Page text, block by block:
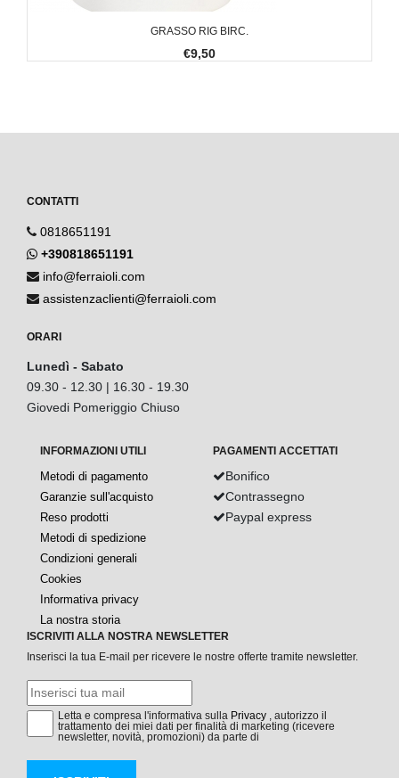
GRASSO RIG BIRC.
€9,50
CONTATTI
0818651191
+390818651191
info@ferraioli.com
assistenzaclienti@ferraioli.com
ORARI
Lunedì - Sabato
09.30 - 12.30 | 16.30 - 19.30
Giovedi Pomeriggio Chiuso
INFORMAZIONI UTILI
Metodi di pagamento
Garanzie sull'acquisto
Reso prodotti
Metodi di spedizione
Condizioni generali
Cookies
Informativa privacy
La nostra storia
PAGAMENTI ACCETTATI
Bonifico
Contrassegno
Paypal express
ISCRIVITI ALLA NOSTRA NEWSLETTER
Inserisci la tua E-mail per ricevere le nostre offerte tramite newsletter.
Letta e compresa l'informativa sulla Privacy , autorizzo il
trattamento dei miei dati per finalità di marketing (ricevere
newsletter, novità, promozioni) da parte di